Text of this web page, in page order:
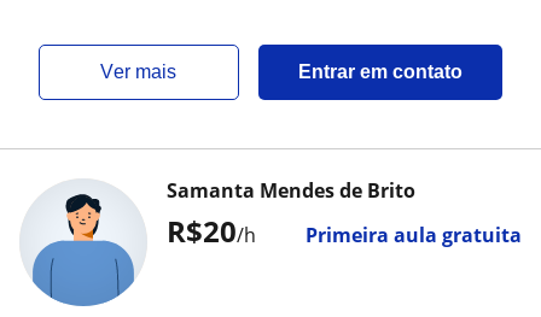
ver mais Entrar em contato
R$20/h Primeira aula gratuita
Samanta Mendes de Brito